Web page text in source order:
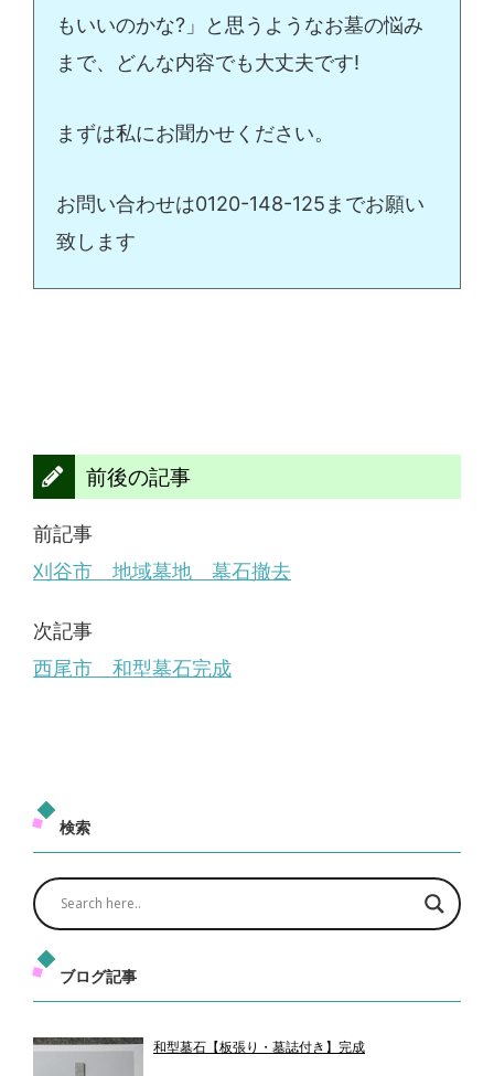
もいいのかな?」と思うようなお墓の悩み
まで、どんな内容でも大丈夫です!
まずは私にお聞かせください。
お問い合わせは0120-148-125までお願い
致します
前後の記事
前記事
刈谷市 地域墓地 墓石撤去
次記事
西尾市 和型墓石完成
検索
ブログ記事
和型墓石【板張り・墓誌付き】完成